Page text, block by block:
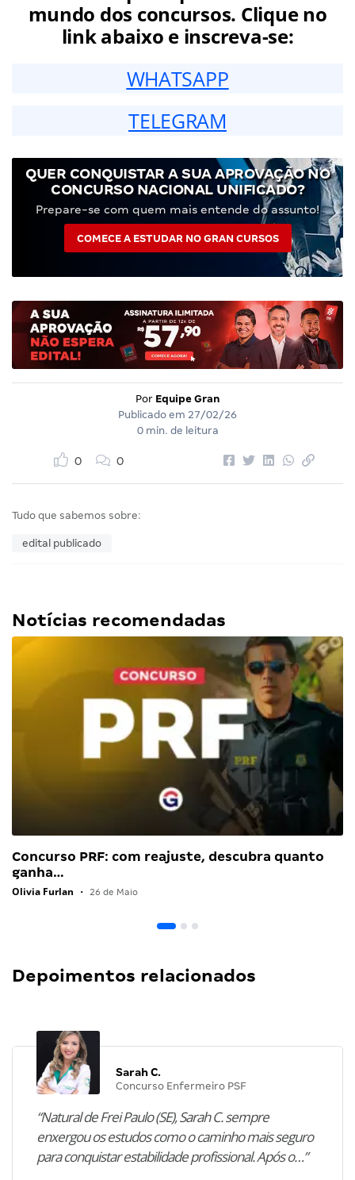
mundo dos concursos. Clique no
link abaixo e inscreva-se:
WHATSAPP
TELEGRAM
QUER CONQUISTAR A SUA APROVAÇÃO NO
CONCURSO NACIONAL UNIFICADO?
Prepare-se com quem mais entende do assunto!
COMECE A ESTUDAR NO GRAN CURSOS
Por Equipe Gran
Publicado em 27/02/26
0 min. de leitura
0 0
Tudo que sabemos sobre:
edital publicado
Notícias recomendadas
Concurso PRF: com reajuste, descubra quanto
ganha…
Olivia Furlan • 26 de Maio
Depoimentos relacionados
Sarah C.
Concurso Enfermeiro PSF
“Natural de Frei Paulo (SE), Sarah C. sempre
enxergou os estudos como o caminho mais seguro
para conquistar estabilidade profissional. Após o…”